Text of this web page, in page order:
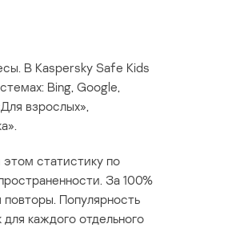
В Kaspersky Safe Kids
Bing, Google,
взрослых»,
статистику по
За 100%
Популярность
каждого отдельного